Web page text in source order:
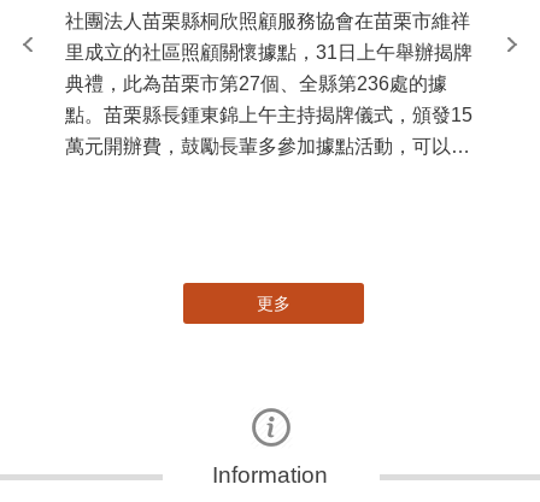
社團法人苗栗縣桐欣照顧服務協會在苗栗市維祥
里成立的社區照顧關懷據點，31日上午舉辦揭牌
典禮，此為苗栗市第27個、全縣第236處的據
點。苗栗縣長鍾東錦上午主持揭牌儀式，頒發15
萬元開辦費，鼓勵長輩多參加據點活動，可以更
苗
更多